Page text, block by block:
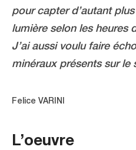
pour capter d’autant
lumière selon les heures
J’ai aussi voulu faire
minéraux présents sur le
Felice VARINI
L’oeuvre